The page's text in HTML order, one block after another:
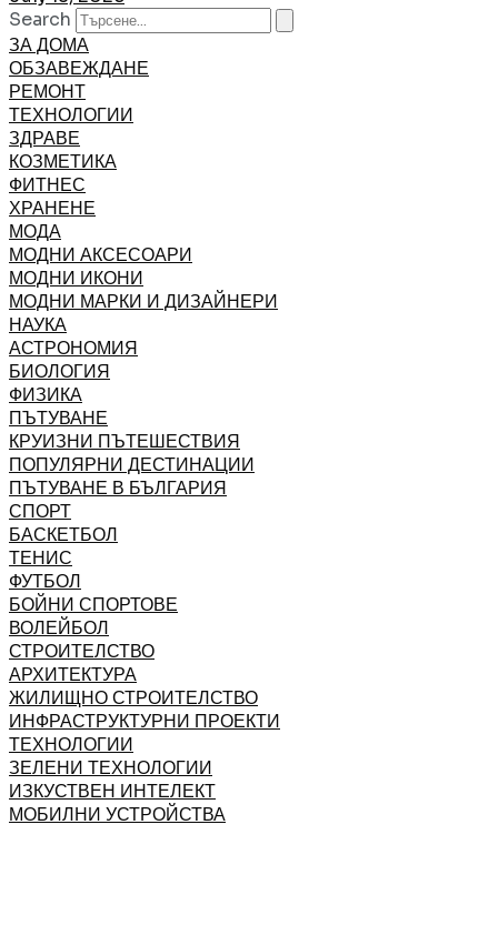
Search
ЗА ДОМА
ОБЗАВЕЖДАНЕ
РЕМОНТ
ТЕХНОЛОГИИ
ЗДРАВЕ
КОЗМЕТИКА
ФИТНЕС
ХРАНЕНЕ
МОДА
МОДНИ АКСЕСОАРИ
МОДНИ ИКОНИ
МОДНИ МАРКИ И ДИЗАЙНЕРИ
НАУКА
АСТРОНОМИЯ
БИОЛОГИЯ
ФИЗИКА
ПЪТУВАНЕ
КРУИЗНИ ПЪТЕШЕСТВИЯ
ПОПУЛЯРНИ ДЕСТИНАЦИИ
ПЪТУВАНЕ В БЪЛГАРИЯ
СПОРТ
БАСКЕТБОЛ
ТЕНИС
ФУТБОЛ
БОЙНИ СПОРТОВЕ
ВОЛЕЙБОЛ
СТРОИТЕЛСТВО
АРХИТЕКТУРА
ЖИЛИЩНО СТРОИТЕЛСТВО
ИНФРАСТРУКТУРНИ ПРОЕКТИ
ТЕХНОЛОГИИ
ЗЕЛЕНИ ТЕХНОЛОГИИ
ИЗКУСТВЕН ИНТЕЛЕКТ
МОБИЛНИ УСТРОЙСТВА